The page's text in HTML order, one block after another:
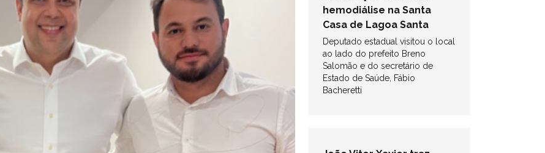
hemodiálise na Santa
Casa de Lagoa Santa
Deputado estadual visitou o local
ao lado do prefeito Breno
Salomão e do secretário de
Estado de Saúde, Fábio
Bacheretti